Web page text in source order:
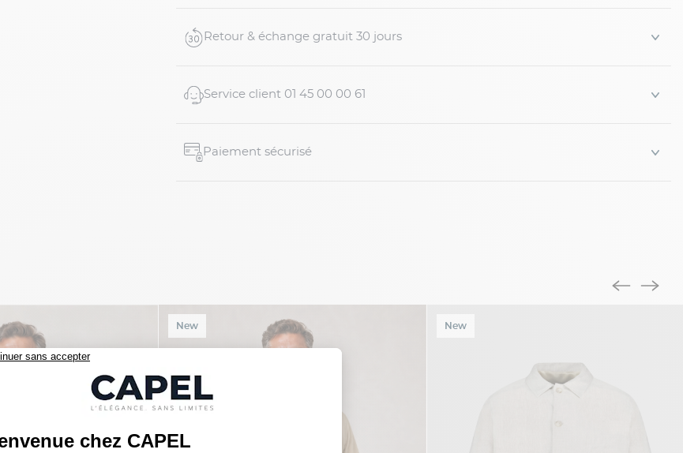
Retour & échange gratuit 30 jours
Service client 01 45 00 00 61
Paiement sécurisé
New New